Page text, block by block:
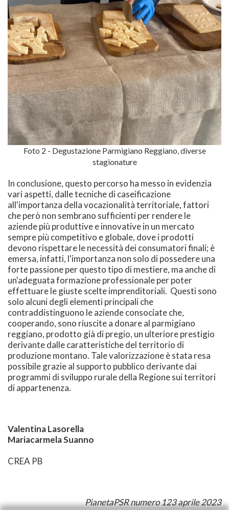
Foto 2 - Degustazione Parmigiano Reggiano, diverse
stagionature
In conclusione, questo percorso ha messo in evidenzia
vari aspetti, dalle tecniche di caseificazione
all'importanza della vocazionalità territoriale, fattori
che però non sembrano sufficienti per rendere le
aziende più produttive e innovative in un mercato
sempre più competitivo e globale, dove i prodotti
devono rispettare le necessità dei consumatori finali; è
emersa, infatti, l'importanza non solo di possedere una
forte passione per questo tipo di mestiere, ma anche di
un'adeguata formazione professionale per poter
effettuare le giuste scelte imprenditoriali. Questi sono
solo alcuni degli elementi principali che
contraddistinguono le aziende consociate che,
cooperando, sono riuscite a donare al parmigiano
reggiano, prodotto già di pregio, un ulteriore prestigio
derivante dalle caratteristiche del territorio di
produzione montano. Tale valorizzazione è stata resa
possibile grazie al supporto pubblico derivante dai
programmi di sviluppo rurale della Regione sui territori
di appartenenza.
Valentina Lasorella
Mariacarmela Suanno
CREA PB
PianetaPSR numero 123 aprile 2023